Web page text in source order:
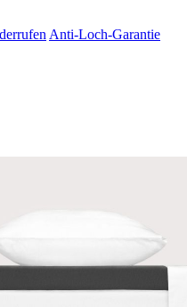
Anti-Loch-Garantie